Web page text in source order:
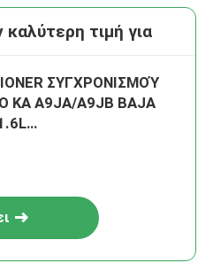
τιμή για
ΣΥΓΧΡΟΝΙΣΜΟΎ
ΚΑ A9JA/A9JB BAJA